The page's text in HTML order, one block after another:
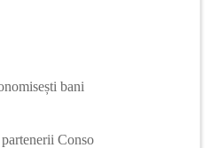
bani
Conso